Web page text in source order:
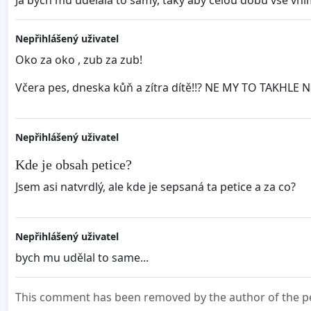
Nepřihlášený uživatel
Oko za oko , zub za zub!
Včera pes, dneska kůň a zítra dítě!!? NE MY TO TAKHLE
Nepřihlášený uživatel
Kde je obsah petice?
Jsem asi natvrdlý, ale kde je sepsaná ta petice a za co?
Nepřihlášený uživatel
bych mu udělal to same...
This comment has been removed by the author of the